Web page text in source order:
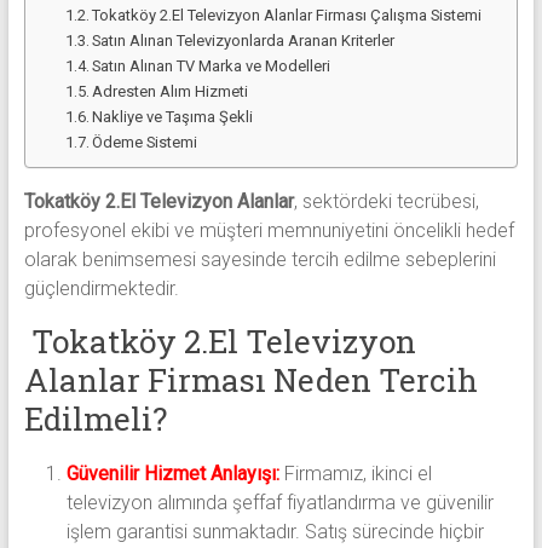
Tokatköy 2.El Televizyon Alanlar Firması Çalışma Sistemi
Satın Alınan Televizyonlarda Aranan Kriterler
Satın Alınan TV Marka ve Modelleri
Adresten Alım Hizmeti
Nakliye ve Taşıma Şekli
Ödeme Sistemi
Tokatköy 2.El Televizyon Alanlar, sektördeki tecrübesi,
profesyonel ekibi ve müşteri memnuniyetini öncelikli hedef
olarak benimsemesi sayesinde tercih edilme sebeplerini
güçlendirmektedir.
Tokatköy 2.El Televizyon
Alanlar Firması Neden Tercih
Edilmeli?
Güvenilir Hizmet Anlayışı:Firmamız, ikinci el
televizyon alımında şeffaf fiyatlandırma ve güvenilir
işlem garantisi sunmaktadır. Satış sürecinde hiçbir